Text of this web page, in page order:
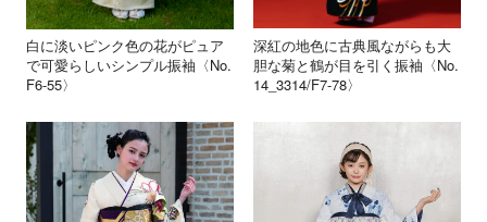
白に淡いピンク色の花がピュア
で可愛らしいシンプル振袖〈No.
F6-55〉
深紅の地色に古典風ながらも大
胆な菊と鶴が目を引く振袖〈No.
14_3314/F7-78〉